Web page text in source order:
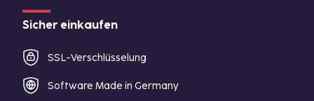
Sicher einkaufen
SSL-Verschlüsselung
Software Made in Germany